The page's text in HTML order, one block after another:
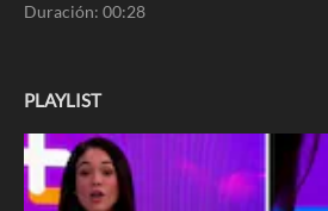
Duración: 00:28
PLAYLIST